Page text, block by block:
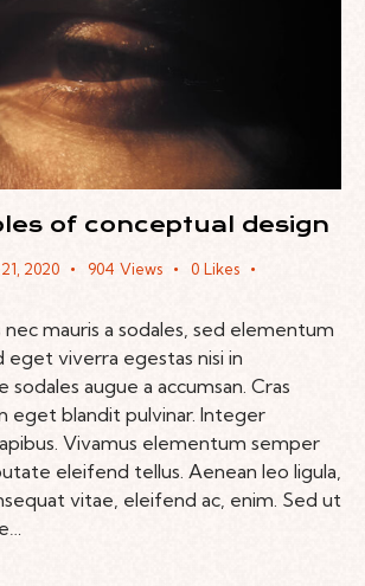
of conceptual design
2020 904 Views 0 Likes
mauris a sodales, sed elementum
eget viverra egestas nisi in
sodales augue a accumsan. Cras
eget blandit pulvinar. Integer
Vivamus elementum semper
eleifend tellus. Aenean leo ligula,
vitae, eleifend ac, enim. Sed ut